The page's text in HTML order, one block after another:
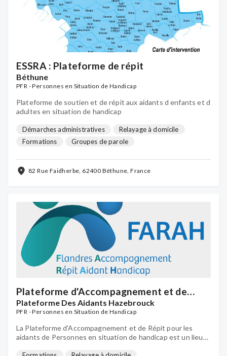
ESSRA : Plateforme de répit
Béthune
PFR - Personnes en Situation de Handicap
Plateforme de soutien et de répit aux aidants d enfants et d
adultes en situation de handicap
Démarches administratives
Relayage à domicile
Formations
Groupes de parole
Soutien psychologique individuel
82 Rue Faidherbe, 62400 Béthune, France
Plateforme d'Accompagnement et de
Répit
Plateforme Des Aidants Hazebrouck
PFR - Personnes en Situation de Handicap
La Plateforme d'Accompagnement et de Répit pour les
aidants de Personnes en situation de handicap est un lieu